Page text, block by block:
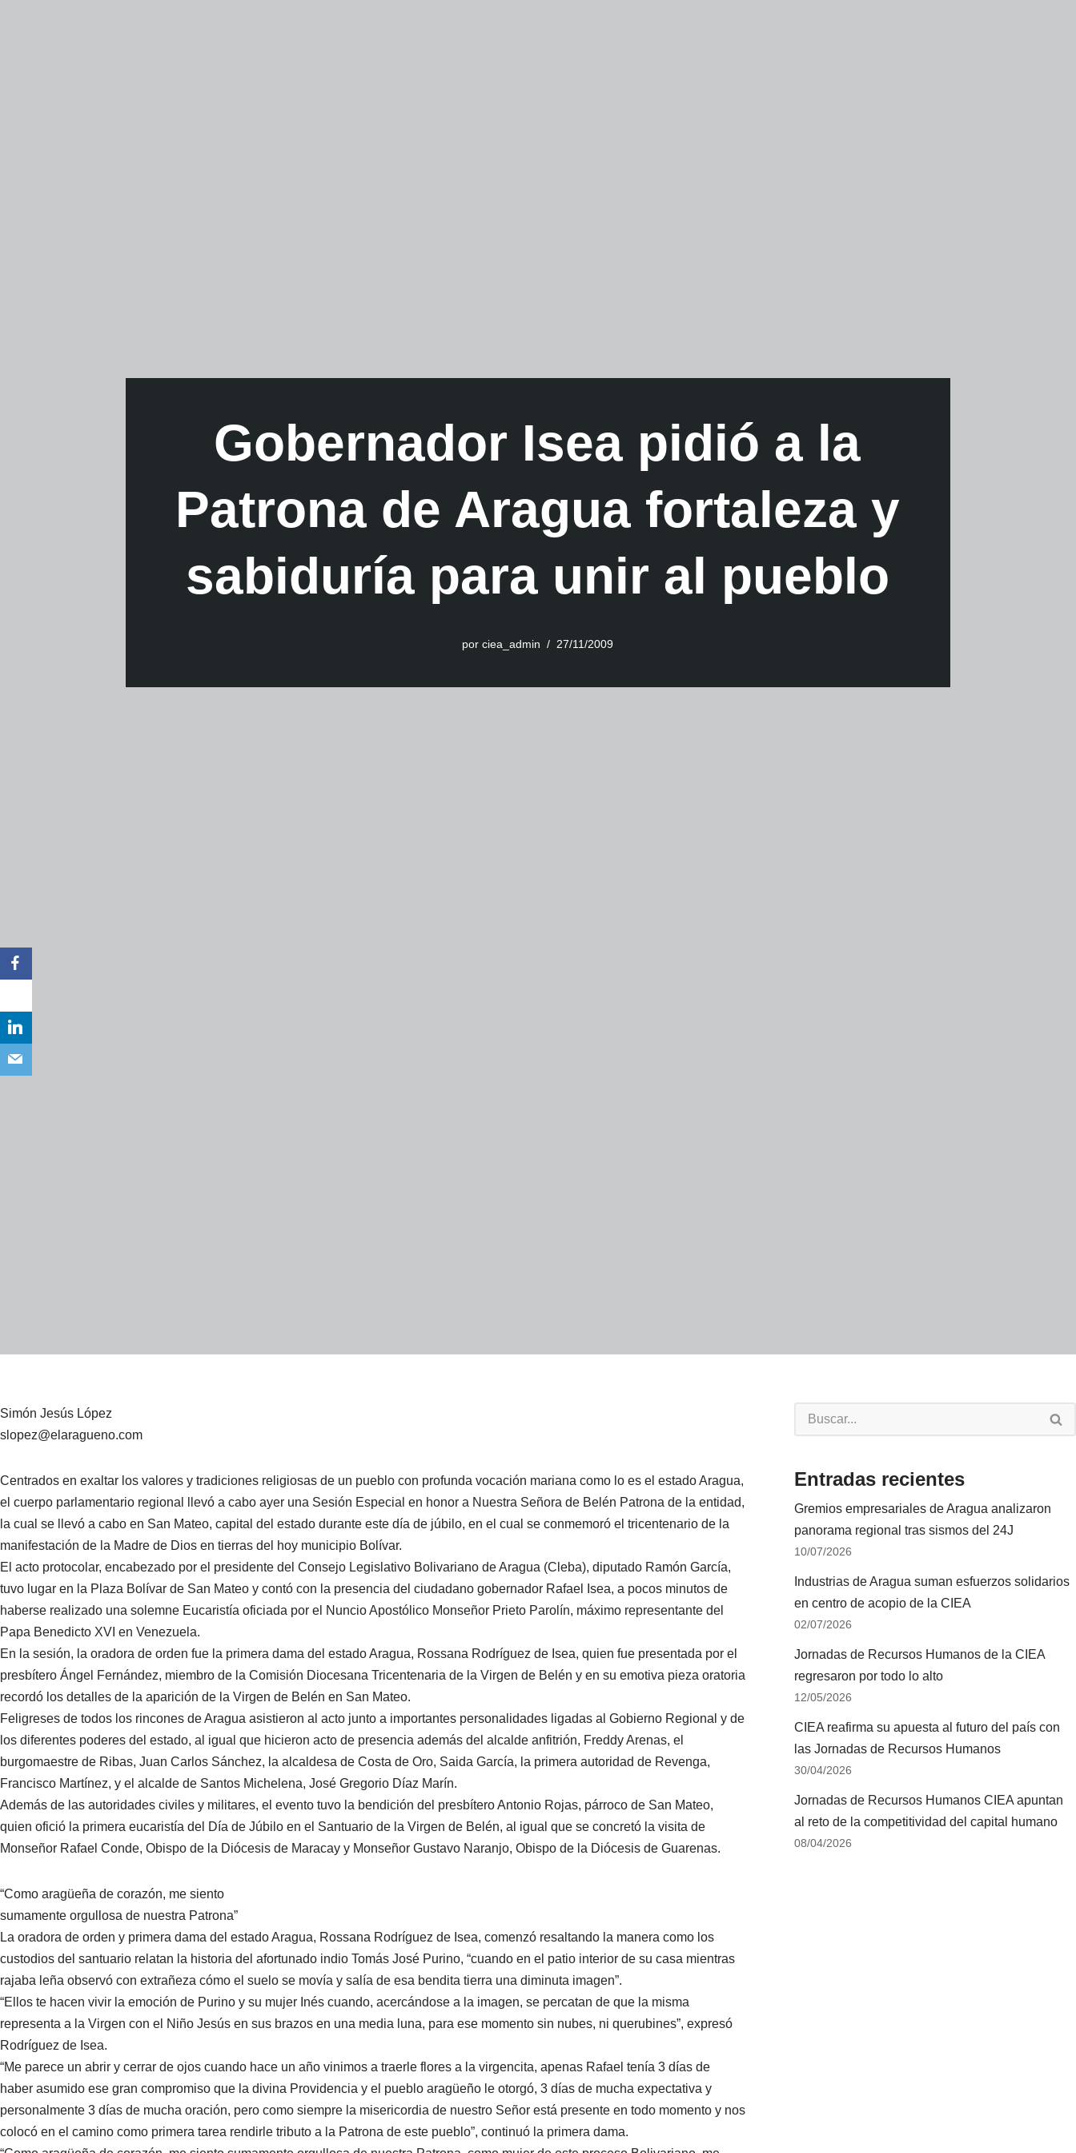
Gobernador Isea pidió a la
Patrona de Aragua fortaleza y
sabiduría para unir al pueblo
por ciea_admin 27/11/2009
Simón Jesús López
slopez@elaragueno.com
Centrados en exaltar los valores y tradiciones religiosas de un pueblo con profunda vocación mariana como lo es el estado Aragua,
el cuerpo parlamentario regional llevó a cabo ayer una Sesión Especial en honor a Nuestra Señora de Belén Patrona de la entidad,
la cual se llevó a cabo en San Mateo, capital del estado durante este día de júbilo, en el cual se conmemoró el tricentenario de la
manifestación de la Madre de Dios en tierras del hoy municipio Bolívar.
El acto protocolar, encabezado por el presidente del Consejo Legislativo Bolivariano de Aragua (Cleba), diputado Ramón García,
tuvo lugar en la Plaza Bolívar de San Mateo y contó con la presencia del ciudadano gobernador Rafael Isea, a pocos minutos de
haberse realizado una solemne Eucaristía oficiada por el Nuncio Apostólico Monseñor Prieto Parolín, máximo representante del
Papa Benedicto XVI en Venezuela.
En la sesión, la oradora de orden fue la primera dama del estado Aragua, Rossana Rodríguez de Isea, quien fue presentada por el
presbítero Ángel Fernández, miembro de la Comisión Diocesana Tricentenaria de la Virgen de Belén y en su emotiva pieza oratoria
recordó los detalles de la aparición de la Virgen de Belén en San Mateo.
Feligreses de todos los rincones de Aragua asistieron al acto junto a importantes personalidades ligadas al Gobierno Regional y de
los diferentes poderes del estado, al igual que hicieron acto de presencia además del alcalde anfitrión, Freddy Arenas, el
burgomaestre de Ribas, Juan Carlos Sánchez, la alcaldesa de Costa de Oro, Saida García, la primera autoridad de Revenga,
Francisco Martínez, y el alcalde de Santos Michelena, José Gregorio Díaz Marín.
Además de las autoridades civiles y militares, el evento tuvo la bendición del presbítero Antonio Rojas, párroco de San Mateo,
quien ofició la primera eucaristía del Día de Júbilo en el Santuario de la Virgen de Belén, al igual que se concretó la visita de
Monseñor Rafael Conde, Obispo de la Diócesis de Maracay y Monseñor Gustavo Naranjo, Obispo de la Diócesis de Guarenas.
“Como aragüeña de corazón, me siento
sumamente orgullosa de nuestra Patrona”
La oradora de orden y primera dama del estado Aragua, Rossana Rodríguez de Isea, comenzó resaltando la manera como los
custodios del santuario relatan la historia del afortunado indio Tomás José Purino, “cuando en el patio interior de su casa mientras
rajaba leña observó con extrañeza cómo el suelo se movía y salía de esa bendita tierra una diminuta imagen”.
“Ellos te hacen vivir la emoción de Purino y su mujer Inés cuando, acercándose a la imagen, se percatan de que la misma
representa a la Virgen con el Niño Jesús en sus brazos en una media luna, para ese momento sin nubes, ni querubines”, expresó
Rodríguez de Isea.
“Me parece un abrir y cerrar de ojos cuando hace un año vinimos a traerle flores a la virgencita, apenas Rafael tenía 3 días de
haber asumido ese gran compromiso que la divina Providencia y el pueblo aragüeño le otorgó, 3 días de mucha expectativa y
personalmente 3 días de mucha oración, pero como siempre la misericordia de nuestro Señor está presente en todo momento y nos
colocó en el camino como primera tarea rendirle tributo a la Patrona de este pueblo”, continuó la primera dama.
Entradas recientes
Gremios empresariales de Aragua analizaron
panorama regional tras sismos del 24J
10/07/2026
Industrias de Aragua suman esfuerzos solidarios
en centro de acopio de la CIEA
02/07/2026
Jornadas de Recursos Humanos de la CIEA
regresaron por todo lo alto
12/05/2026
CIEA reafirma su apuesta al futuro del país con
las Jornadas de Recursos Humanos
30/04/2026
Jornadas de Recursos Humanos CIEA apuntan
al reto de la competitividad del capital humano
08/04/2026